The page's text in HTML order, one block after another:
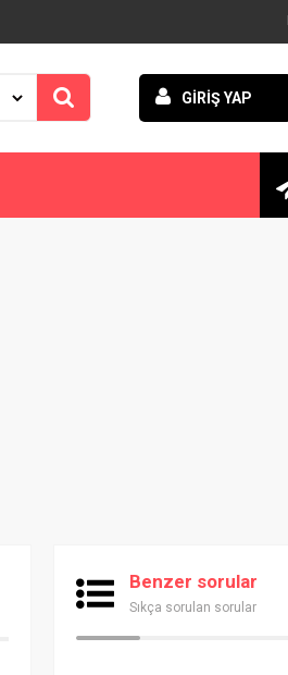
GİRİŞ YAP
Benzer sorular
Sıkça sorulan sorular